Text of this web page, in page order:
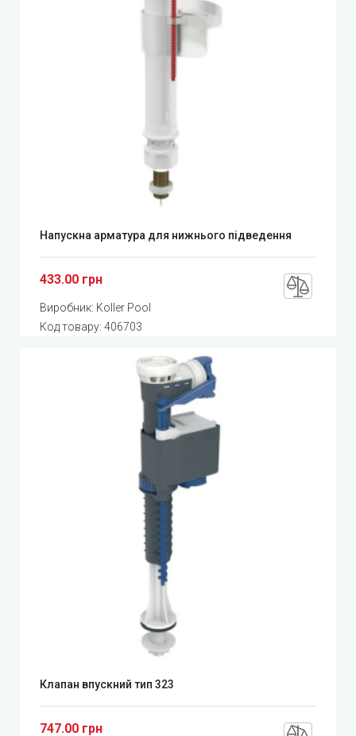
Напускна арматура для нижнього підведення
433.00 грн
Виробник: Koller Pool
Код товару: 406703
Клапан впускний тип 323
747.00 грн